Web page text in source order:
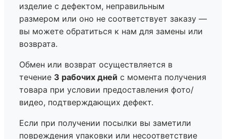
изделие с дефектом, неправильным
размером или оно не соответствует заказу —
вы можете обратиться к нам для замены или
возврата.
Обмен или возврат осуществляется в
течение 3 рабочих дней с момента получения
товара при условии предоставления фото/
видео, подтверждающих дефект.
Если при получении посылки вы заметили
повреждения упаковки или несоответствие